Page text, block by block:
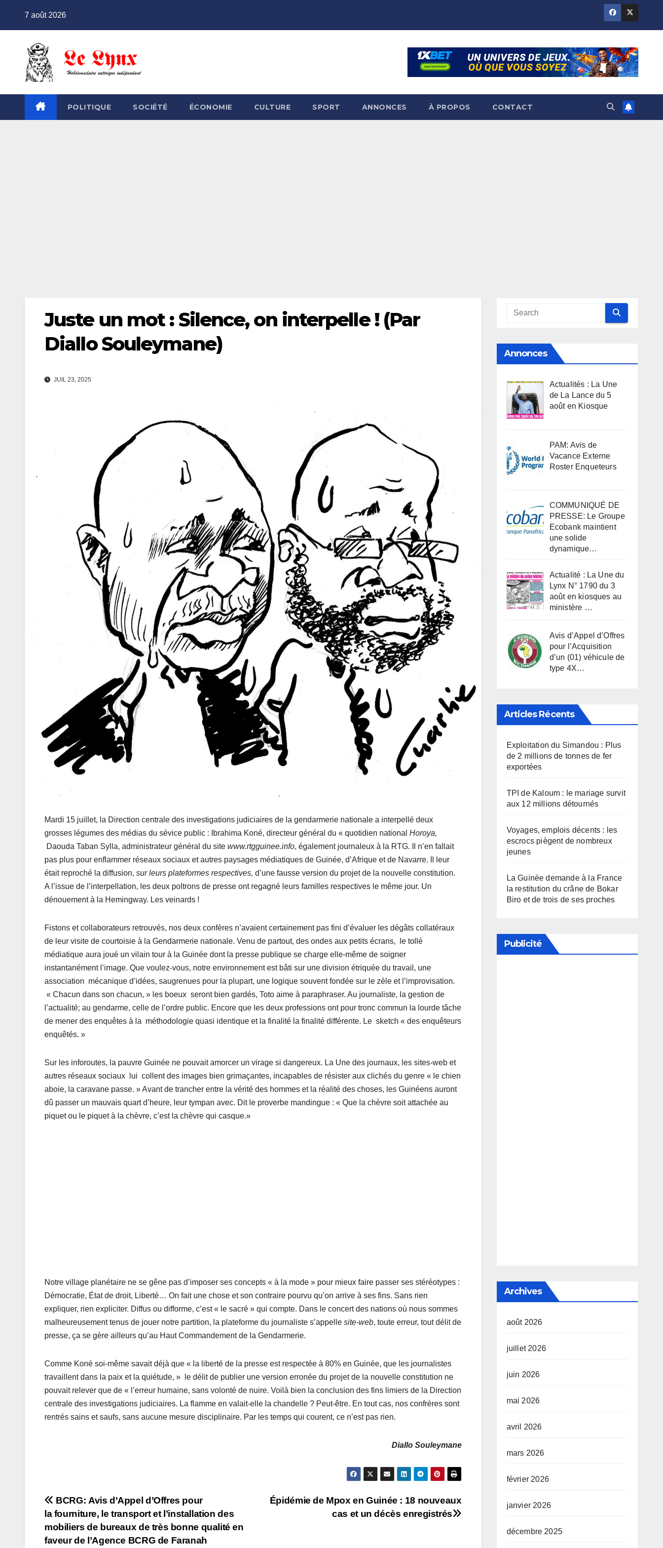
7 août 2026
POLITIQUE SOCIÉTÉ ÉCONOMIE CULTURE SPORT ANNONCES À PROPOS CONTACT
Juste un mot : Silence, on interpelle ! (Par
Diallo Souleymane)
JUIL 23, 2025
Mardi 15 juillet, la Direction centrale des investigations judiciaires de la gendarmerie nationale a interpellé deux
grosses légumes des médias du sévice public : Ibrahima Koné, directeur général du « quotidien national Horoya,
Daouda Taban Sylla, administrateur général du site www.rtgguinee.info, également journaleux à la RTG. Il n’en fallait
pas plus pour enflammer réseaux sociaux et autres paysages médiatiques de Guinée, d’Afrique et de Navarre. Il leur
était reproché la diffusion, sur leurs plateformes respectives, d’une fausse version du projet de la nouvelle constitution.
A l’issue de l’interpellation, les deux poltrons de presse ont regagné leurs familles respectives le même jour. Un
dénouement à la Hemingway. Les veinards !
Fistons et collaborateurs retrouvés, nos deux confères n’avaient certainement pas fini d’évaluer les dégâts collatéraux
de leur visite de courtoisie à la Gendarmerie nationale. Venu de partout, des ondes aux petits écrans, le tollé
médiatique aura joué un vilain tour à la Guinée dont la presse publique se charge elle-même de soigner
instantanément l’image. Que voulez-vous, notre environnement est bâti sur une division étriquée du travail, une
association mécanique d’idées, saugrenues pour la plupart, une logique souvent fondée sur le zèle et l’improvisation.
« Chacun dans son chacun, » les boeux seront bien gardés, Toto aime à paraphraser. Au journaliste, la gestion de
l’actualité; au gendarme, celle de l’ordre public. Encore que les deux professions ont pour tronc commun la lourde tâche
de mener des enquêtes à la méthodologie quasi identique et la finalité la finalité différente. Le sketch « des enquêteurs
enquêtés. »
Sur les inforoutes, la pauvre Guinée ne pouvait amorcer un virage si dangereux. La Une des journaux, les sites-web et
autres réseaux sociaux lui collent des images bien grimaçantes, incapables de résister aux clichés du genre « le chien
aboie, la caravane passe. » Avant de trancher entre la vérité des hommes et la réalité des choses, les Guinéens auront
dû passer un mauvais quart d’heure, leur tympan avec. Dit le proverbe mandingue : « Que la chèvre soit attachée au
piquet ou le piquet à la chèvre, c’est la chèvre qui casque.»
Notre village planétaire ne se gêne pas d’imposer ses concepts « à la mode » pour mieux faire passer ses stéréotypes :
Démocratie, État de droit, Liberté… On fait une chose et son contraire pourvu qu’on arrive à ses fins. Sans rien
expliquer, rien expliciter. Diffus ou difforme, c’est « le sacré » qui compte. Dans le concert des nations où nous sommes
malheureusement tenus de jouer notre partition, la plateforme du journaliste s’appelle site-web, toute erreur, tout délit de
presse, ça se gère ailleurs qu’au Haut Commandement de la Gendarmerie.
Comme Koné soi-même savait déjà que « la liberté de la presse est respectée à 80% en Guinée, que les journalistes
travaillent dans la paix et la quiétude, » le délit de publier une version erronée du projet de la nouvelle constitution ne
pouvait relever que de « l’erreur humaine, sans volonté de nuire. Voilà bien la conclusion des fins limiers de la Direction
centrale des investigations judiciaires. La flamme en valait-elle la chandelle ? Peut-être. En tout cas, nos confrères sont
rentrés sains et saufs, sans aucune mesure disciplinaire. Par les temps qui courent, ce n’est pas rien.
Diallo Souleymane
Navigation
de
Épidémie de Mpox en Guinée : 18 nouveaux
cas et un décès enregistrés
BCRG: Avis d’Appel d’Offres pour
la fourniture, le transport et l’installation des
mobiliers de bureaux de très bonne qualité en
faveur de l’Agence BCRG de Faranah
Annonces
Actualités : La Une
de La Lance du 5
août en Kiosque
PAM: Avis de
Vacance Externe
Roster Enqueteurs
COMMUNIQUÉ DE
PRESSE: Le Groupe
Ecobank maintient
une solide
dynamique…
Actualité : La Une du
Lynx N° 1790 du 3
août en kiosques au
ministère …
Avis d’Appel d’Offres
pour l’Acquisition
d’un (01) véhicule de
type 4X…
Articles Récents
Exploitation du Simandou : Plus
de 2 millions de tonnes de fer
exportées
TPI de Kaloum : le mariage survit
aux 12 millions détournés
Voyages, emplois décents : les
escrocs piègent de nombreux
jeunes
La Guinée demande à la France
la restitution du crâne de Bokar
Biro et de trois de ses proches
Publicité
Archives
août 2026
juillet 2026
juin 2026
mai 2026
avril 2026
mars 2026
février 2026
janvier 2026
décembre 2025